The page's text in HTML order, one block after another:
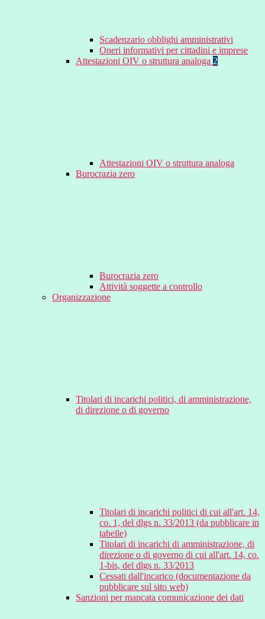
Scadenzario obblighi amministrativi
Oneri informativi per cittadini e imprese
Attestazioni OIV o struttura analoga 2
Attestazioni OIV o struttura analoga
Burocrazia zero
Burocrazia zero
Attività soggette a controllo
Organizzazione
Titolari di incarichi politici, di amministrazione,
di direzione o di governo
Titolari di incarichi politici di cui all'art. 14,
co. 1, del dlgs n. 33/2013 (da pubblicare in
tabelle)
Titolari di incarichi di amministrazione, di
direzione o di governo di cui all'art. 14, co.
1-bis, del dlgs n. 33/2013
Cessati dall'incarico (documentazione da
pubblicare sul sito web)
Sanzioni per mancata comunicazione dei dati